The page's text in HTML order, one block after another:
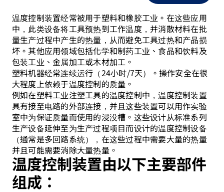
温度控制装置经常被用于塑料和橡胶工业。在这些应用
中，此类设备将工具预热到工作温度，并消散材料在批
量生产过程中产生的热量，从而避免工具过热和产品损
坏。其他应用领域包括化学和制药工业、食品和饮料及
包装工业、金属加工或木材加工。
塑料机器经常连续运行（24小时/7天）。操作安全在很
大程度上依赖于温度控制的质量。
例如在塑料工业注塑工具的温度控制中，温度控制装置
具有接至电路的外部连接，并且这些装置可以用作实验
室中为保证质量而使用的浸没槽。这些设计从标准系列
生产设备延伸至为生产过程项目而设计的温度控制设备
（通常是多回路系统），在这些过程中需要大量的热量
并且可能需要消除大量热量。
温度控制装置由以下主要部件
组成：